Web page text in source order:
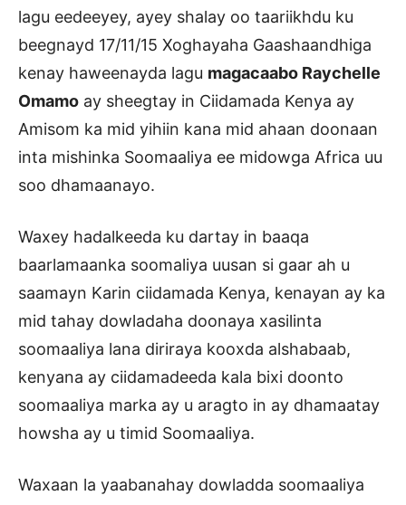
lagu eedeeyey, ayey shalay oo taariikhdu ku
beegnayd 17/11/15 Xoghayaha Gaashaandhiga
kenay haweenayda lagu magacaabo Raychelle
Omamo ay sheegtay in Ciidamada Kenya ay
Amisom ka mid yihiin kana mid ahaan doonaan
inta mishinka Soomaaliya ee midowga Africa uu
soo dhamaanayo.
Waxey hadalkeeda ku dartay in baaqa
baarlamaanka soomaliya uusan si gaar ah u
saamayn Karin ciidamada Kenya, kenayan ay ka
mid tahay dowladaha doonaya xasilinta
soomaaliya lana diriraya kooxda alshabaab,
kenyana ay ciidamadeeda kala bixi doonto
soomaaliya marka ay u aragto in ay dhamaatay
howsha ay u timid Soomaaliya.
Waxaan la yaabanahay dowladda soomaaliya